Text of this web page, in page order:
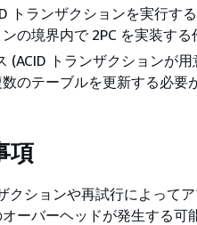
トランザクションを実行す
の境界内で 2PC を実装する
(ACID トランザクションが
のテーブルを更新する必要
項
クションや再試行によって
ーバーヘッドが発生する可